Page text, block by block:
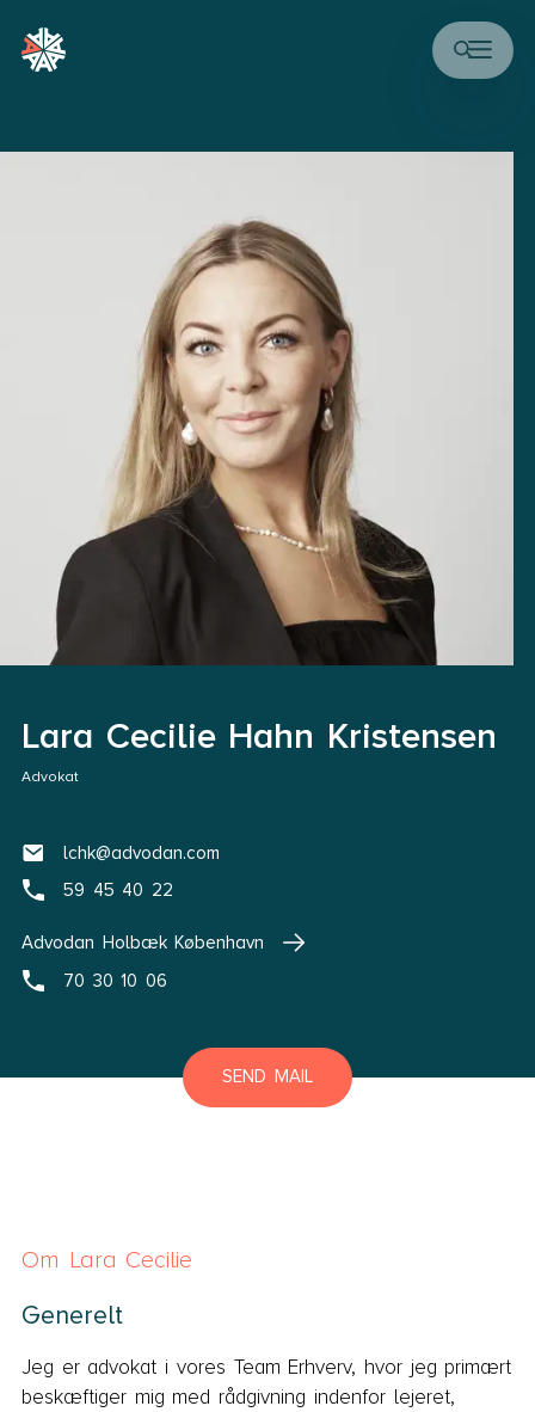
Lara Cecilie Hahn Kristensen
Advokat
lchk@advodan.com
59 45 40 22
Advodan Holbæk København
70 30 10 06
SEND MAIL
Om Lara Cecilie
Generelt
Jeg er advokat i vores Team Erhverv, hvor jeg primært
beskæftiger mig med rådgivning indenfor lejeret,